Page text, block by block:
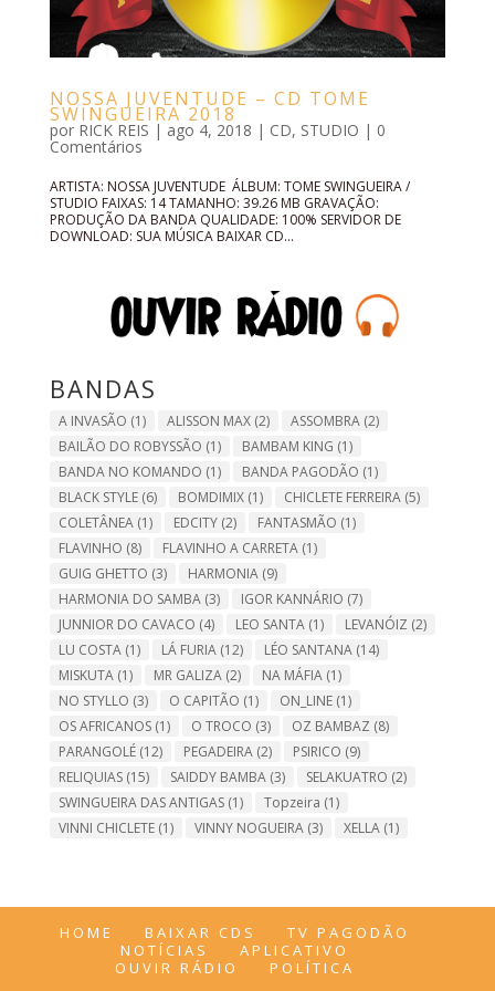
NOSSA JUVENTUDE – CD TOME
SWINGUEIRA 2018
por RICK REIS | ago 4, 2018 | CD, STUDIO | 0
Comentários
ARTISTA: NOSSA JUVENTUDE ÁLBUM: TOME SWINGUEIRA /
STUDIO FAIXAS: 14 TAMANHO: 39.26 MB GRAVAÇÃO:
PRODUÇÃO DA BANDA QUALIDADE: 100% SERVIDOR DE
DOWNLOAD: SUA MÚSICA BAIXAR CD...
BANDAS
A INVASÃO (1) ALISSON MAX(2) ASSOMBRA(2)
BAILÃO DO ROBYSSÃO (1) BAMBAM KING (1)
BANDA NO KOMANDO (1) BANDA PAGODÃO (1)
BLACK STYLE(6) BOMDIMIX(1) CHICLETE FERREIRA(5)
COLETÂNEA(1) EDCITY(2) FANTASMÃO (1)
FLAVINHO (8) FLAVINHO A CARRETA(1)
GUIG GHETTO (3) HARMONIA(9)
HARMONIA DO SAMBA(3) IGOR KANNÁRIO (7)
JUNNIOR DO CAVACO (4) LEO SANTA(1) LEVANÓIZ (2)
LU COSTA(1) LÁ FURIA(12) LÉO SANTANA(14)
MISKUTA(1) MR GALIZA(2) NA MÁFIA(1)
NO STYLLO (3) O CAPITÃO (1) ON_LINE(1)
OS AFRICANOS(1) O TROCO (3) OZ BAMBAZ (8)
PARANGOLÉ(12) PEGADEIRA(2) PSIRICO (9)
RELIQUIAS(15) SAIDDY BAMBA(3) SELAKUATRO (2)
SWINGUEIRA DAS ANTIGAS(1) Topzeira (1)
VINNI CHICLETE(1) VINNY NOGUEIRA(3) XELLA(1)
HOME BAIXAR CDS
TV PAGODÃO
NOTÍCIAS
APLICATIVO
OUVIR RÁDIO
POLÍTICA